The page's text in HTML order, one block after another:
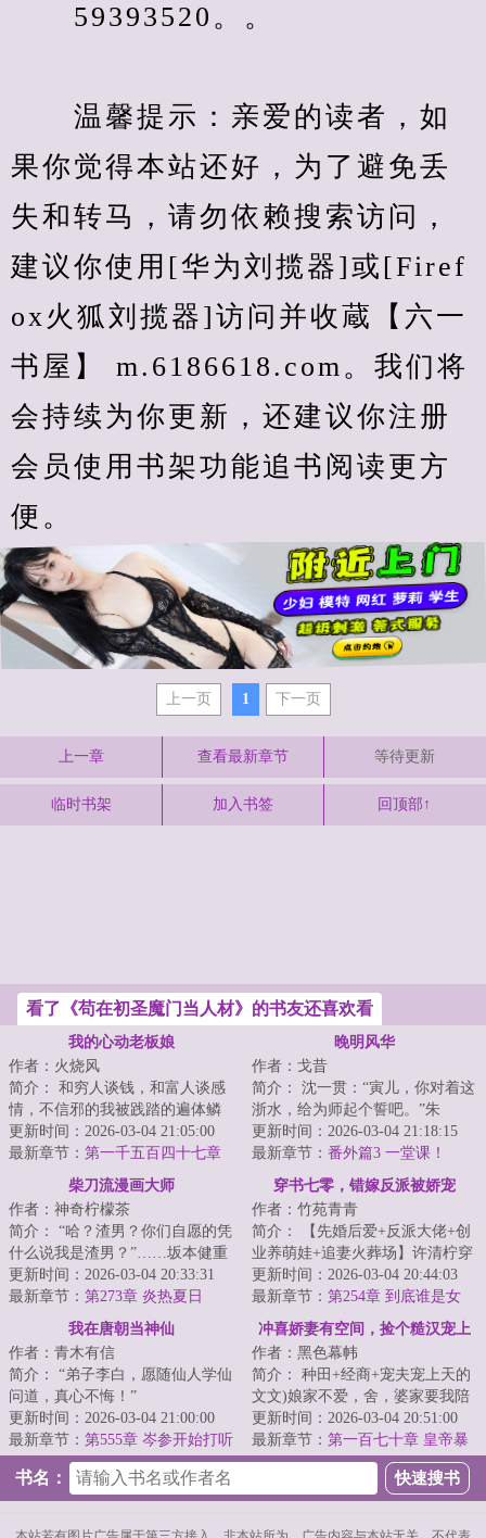
59393520。。
温馨提示：亲爱的读者，如
果你觉得本站还好，为了避免丢
失和转马，请勿依赖搜索访问，
建议你使用[华为刘揽器]或[Firef
ox火狐刘揽器]访问并收蔵【六一
书屋】 m.6186618.com。我们将
会持续为你更新，还建议你注册
会员使用书架功能追书阅读更方
便。
上一页 1 下一页
上一章 查看最新章节 等待更新
临时书架 加入书签 回顶部↑
看了《苟在初圣魔门当人材》的书友还喜欢看
我的心动老板娘
作者：火烧风
简介： 和穷人谈钱，和富人谈感
情，不信邪的我被践踏的遍体鳞
伤...直到老板娘出现，我才发现
我...
更新时间：2026-03-04 21:05:00
最新章节： 第一千五百四十七章
晚明风华
作者：戈昔
简介： 沈一贯：“寅儿，你对着这
浙水，给为师起个誓吧。”朱
寅：“先生要学生起个什么誓？”沈
一...
更新时间：2026-03-04 21:18:15
最新章节： 番外篇3 一堂课！
柴刀流漫画大师
作者：神奇柠檬茶
简介： “哈？渣男？你们自愿的凭
什么说我是渣男？”……坂本健重
生东京，一周目，把现实当成恋
爱...
更新时间：2026-03-04 20:33:31
最新章节： 第273章 炎热夏日
穿书七零，错嫁反派被娇宠
作者：竹苑青青
简介： 【先婚后爱+反派大佬+创
业养萌娃+追妻火葬场】许清柠穿
成了年代文里未婚先孕的炮灰女
配...
更新时间：2026-03-04 20:44:03
最新章节： 第254章 到底谁是女
主？
我在唐朝当神仙
作者：青木有信
简介： “弟子李白，愿随仙人学仙
问道，真心不悔！”
“丹丘生，孟夫...
更新时间：2026-03-04 21:00:00
最新章节： 第555章 岑参开始打听
冲喜娇妻有空间，捡个糙汉宠上
作者：黑色幕帏
简介： 种田+经商+宠夫宠上天的
文文)娘家不爱，舍，婆家要我陪
葬，弃，只有身边那个围着她不
停...
更新时间：2026-03-04 20:51:00
最新章节： 第一百七十章 皇帝暴
毙
书名：